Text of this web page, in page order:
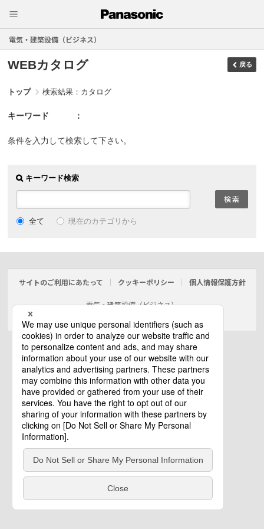
電気・建築設備（ビジネス）
WEBカタログ 戻る
トップ 検索結果：カタログ
キーワード
条件を入力して検索して下さい。
キーワード検索
全て 現在のカテゴリから
サイトのご利用にあたって クッキーポリシー 個人情報保護方針
電気・建築設備（ビジネス）